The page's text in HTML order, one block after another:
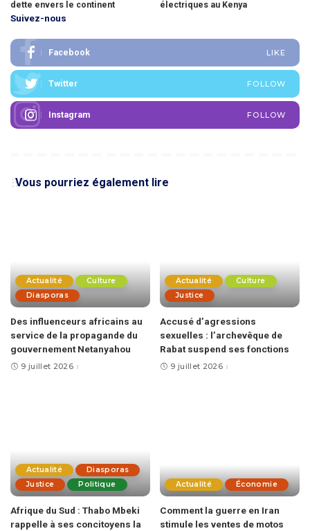
dette envers le continent
électriques au Kenya
Suivez-nous
Facebook LIKE
Twitter FOLLOW
Instagram FOLLOW
Vous pourriez également lire
Actualité
Culture
Diasporas
Des influenceurs africains au
service de la propagande du
gouvernement Netanyahou
9 juillet 2026
Actualité
Culture
Justice
Accusé d’agressions
sexuelles : l’archevêque de
Rabat suspend ses fonctions
9 juillet 2026
Actualité
Diasporas
Justice
Politique
Afrique du Sud : Thabo Mbeki
rappelle à ses concitoyens la
Actualité Économie
Comment la guerre en Iran
stimule les ventes de motos